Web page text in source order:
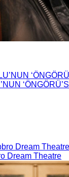
Dream Theatre